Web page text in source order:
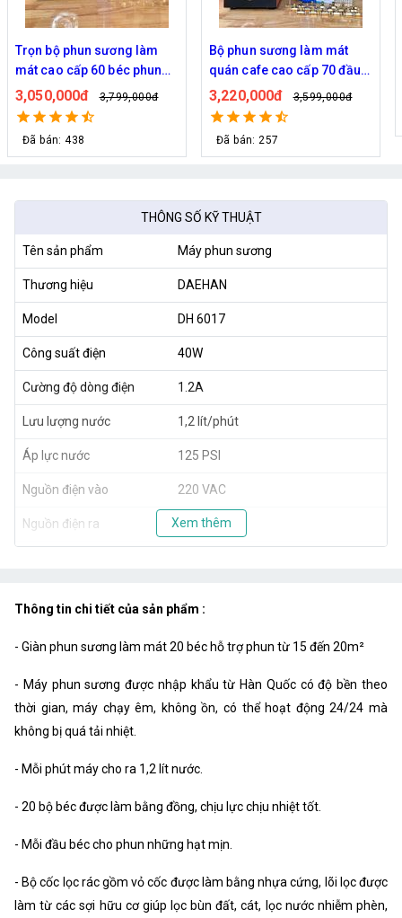
Trọn bộ phun sương làm
mát cao cấp 60 béc phun
bơm Hawin FOG-2703
3,050,000đ 3,799,000đ
Đã bán: 438
Bộ phun sương làm mát
quán cafe cao cấp 70 đầu
phun
3,220,000đ 3,599,000đ
Đã bán: 257
THÔNG SỐ KỸ THUẬT
Tên sản phẩm Máy phun sương
Thương hiệu DAEHAN
Model DH 6017
Công suất điện 40W
Cường độ dòng điện 1.2A
Lưu lượng nước 1,2 lít/phút
Áp lực nước 125 PSI
Nguồn điện vào 220 VAC
Nguồn điện ra 24 VDC
Xem thêm
Thông tin chi tiết của sản phẩm :
- Giàn phun sương làm mát 20 béc hỗ trợ phun từ 15 đến 20m²
- Máy phun sương được nhập khẩu từ Hàn Quốc có độ bền theo
thời gian, máy chạy êm, không ồn, có thể hoạt động 24/24 mà
không bị quá tải nhiệt.
- Mỗi phút máy cho ra 1,2 lít nước.
- 20 bộ béc được làm bằng đồng, chịu lực chịu nhiệt tốt.
- Mỗi đầu béc cho phun những hạt mịn.
- Bộ cốc lọc rác gồm vỏ cốc được làm bằng nhựa cứng, lõi lọc được
làm từ các sợi hữu cơ giúp lọc bùn đất, cát, lọc nước nhiễm phèn,